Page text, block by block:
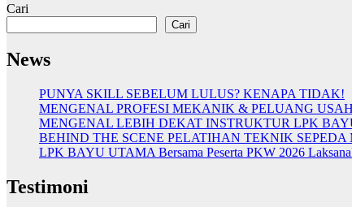
Cari
Cari
News
PUNYA SKILL SEBELUM LULUS? KENAPA TIDAK!
MENGENAL PROFESI MEKANIK & PELUANG
MENGENAL LEBIH DEKAT INSTRUKTUR LPK
BEHIND THE SCENE PELATIHAN TEKNIK SEPEDA
LPK BAYU UTAMA Bersama Peserta PKW 2026
Testimoni